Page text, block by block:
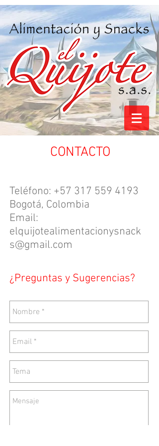
CONTACTO
Teléfono: +57 317 559 4193
Bogotá, Colombia
Email:
elquijotealimentacionysnack
s@gmail.com
¿Preguntas y Sugerencias?